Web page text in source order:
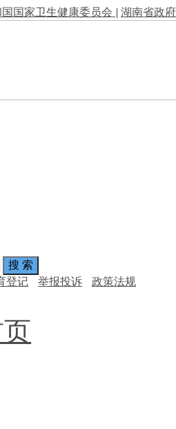
国家卫生健康委员会 | 湖南省政
登记 举报投诉 政策法规